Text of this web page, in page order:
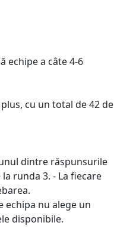
echipe a câte 4-6
cu un total de 42 de
dintre răspunsurile
runda 3. - La fiecare
echipa nu alege un
disponibile.